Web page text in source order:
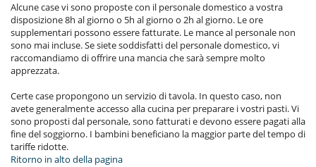
Alcune case vi sono proposte con il personale domestico a vostra
disposizione 8h al giorno o 5h al giorno o 2h al giorno. Le ore
supplementari possono essere fatturate. Le mance al personale non
sono mai incluse. Se siete soddisfatti del personale domestico, vi
raccomandiamo di offrire una mancia che sarà sempre molto
apprezzata.
Certe case propongono un servizio di tavola. In questo caso, non
avete generalmente accesso alla cucina per preparare i vostri pasti. Vi
sono proposti dal personale, sono fatturati e devono essere pagati alla
fine del soggiorno. I bambini beneficiano la maggior parte del tempo di
tariffe ridotte.
Ritorno in alto della pagina